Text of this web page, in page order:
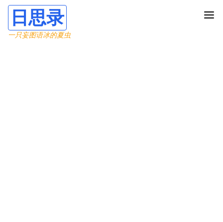
日思录
一只妄图语冰的夏虫